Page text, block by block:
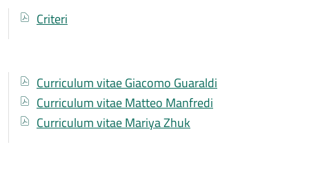
Documenti
Documento
Criteri
Documenti
Documento
Curriculum vitae Giacomo Guaraldi
Documento
Curriculum vitae Matteo Manfredi
Documento
Curriculum vitae Mariya Zhuk